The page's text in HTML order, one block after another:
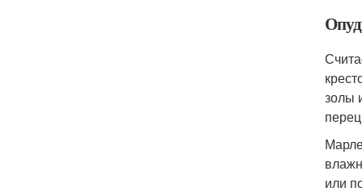
золы
или